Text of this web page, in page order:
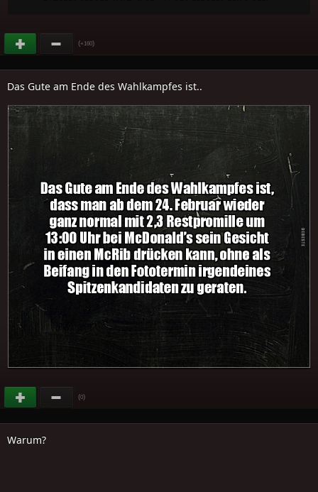
(+160)
Das Gute am Ende des Wahlkampfes ist..
(0)
Warum?